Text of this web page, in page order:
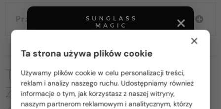
Przewodnik wyborczy
TO MOŻE CIĘ RÓWNIEŻ
ZAINTERESOWAĆ
Proszę wybierz z listy odpowiedni dla Ciebie kraj:
Polska / PL
×
Ta strona używa plików cookie
Używamy plików cookie w celu personalizacji treści,
reklam i analizy naszego ruchu. Udostępniamy również
informacje o tym, jak korzystasz z naszej witryny,
naszym partnerom reklamowym i analitycznym, którzy